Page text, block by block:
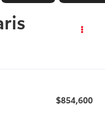
$854,600